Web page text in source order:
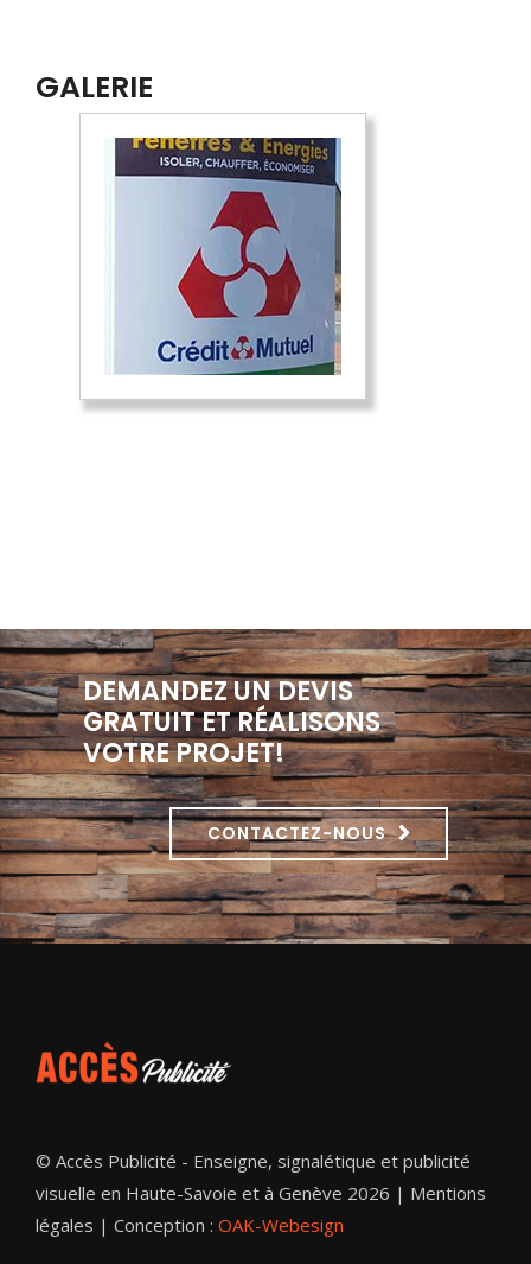
GALERIE
DEMANDEZ UN DEVIS
GRATUIT ET RÉALISONS
VOTRE PROJET!
CONTACTEZ-NOUS
© Accès Publicité - Enseigne, signalétique et publicité
visuelle en Haute-Savoie et à Genève 2026 | Mentions
légales | Conception : OAK-Webesign